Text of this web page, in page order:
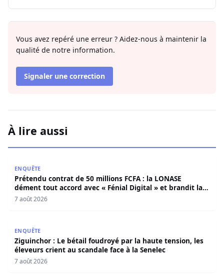
Vous avez repéré une erreur ? Aidez-nous à maintenir la
qualité de notre information.
Signaler une correction
À lire aussi
ENQUÊTE
Prétendu contrat de 50 millions FCFA : la LONASE
dément tout accord avec « Fénial Digital » et brandit la
menace de poursuites
7 août 2026
ENQUÊTE
Ziguinchor : Le bétail foudroyé par la haute tension, les
éleveurs crient au scandale face à la Senelec
7 août 2026